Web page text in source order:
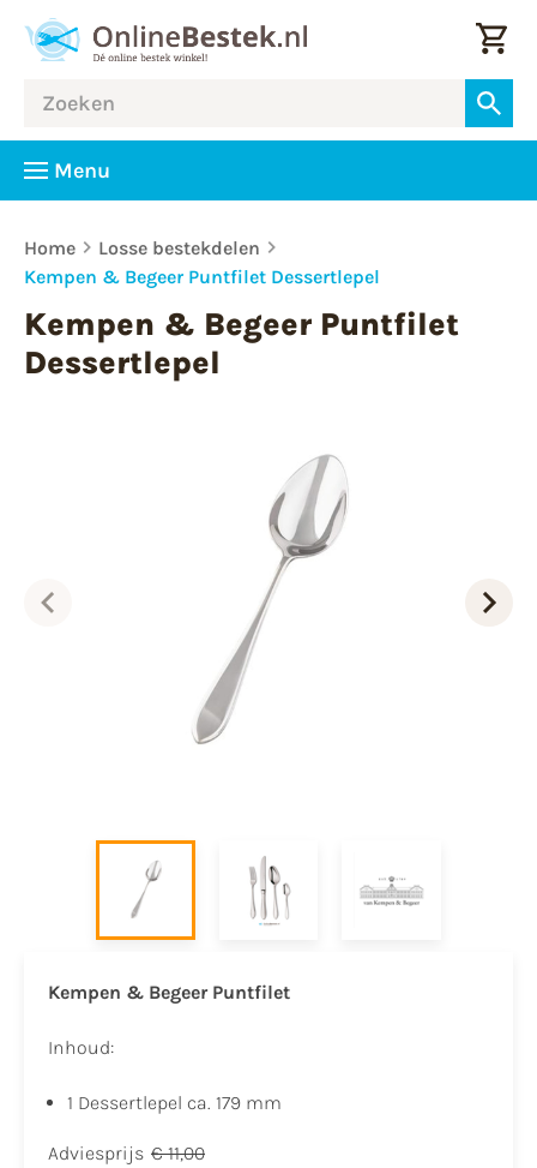
Menu
Home
Losse bestekdelen
Kempen & Begeer Puntfilet Dessertlepel
Kempen & Begeer Puntfilet
Dessertlepel
Kempen & Begeer Puntfilet
Inhoud:
1 Dessertlepel ca. 179 mm
Adviesprijs € 11,00